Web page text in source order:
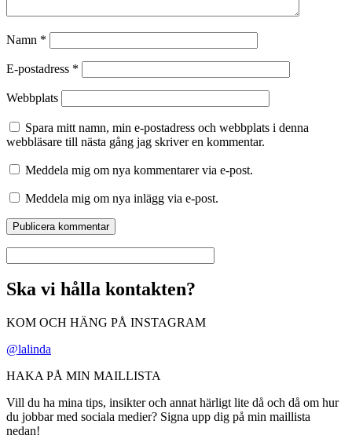
Namn *
E-postadress *
Webbplats
Spara mitt namn, min e-postadress och webbplats i denna
webbläsare till nästa gång jag skriver en kommentar.
Meddela mig om nya kommentarer via e-post.
Meddela mig om nya inlägg via e-post.
Ska vi hålla kontakten?
KOM OCH HÄNG PÅ INSTAGRAM
@lalinda
HAKA PÅ MIN MAILLISTA
Vill du ha mina tips, insikter och annat härligt lite då och då om hur
du jobbar med sociala medier? Signa upp dig på min maillista
nedan!